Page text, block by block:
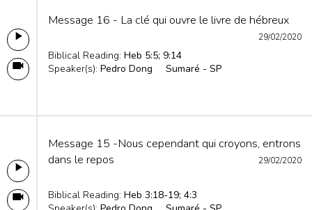
Message 16 - La clé qui ouvre le livre de hébreux
29/02/2020
Biblical Reading: Heb 5:5; 9:14
Speaker(s): Pedro Dong Sumaré - SP
Message 15 -Nous cependant qui croyons, entrons
dans le repos
29/02/2020
Biblical Reading: Heb 3:18-19; 4:3